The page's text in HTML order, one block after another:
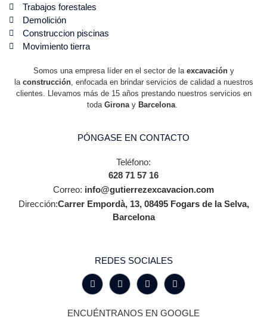
Trabajos forestales
Demolición
Construccion piscinas
Movimiento tierra
Somos una empresa líder en el sector de la excavacióny
la construcción, enfocada en brindar servicios de calidad a nuestros
clientes. Llevamos más de 15 años prestando nuestros servicios en
toda Gironay Barcelona.
PÓNGASE EN CONTACTO
Teléfono:
628 71 57 16
Correo: info@gutierrezexcavacion.com
Dirección:Carrer Empordà, 13, 08495 Fogars de la Selva,
Barcelona
REDES SOCIALES
ENCUÉNTRANOS EN GOOGLE